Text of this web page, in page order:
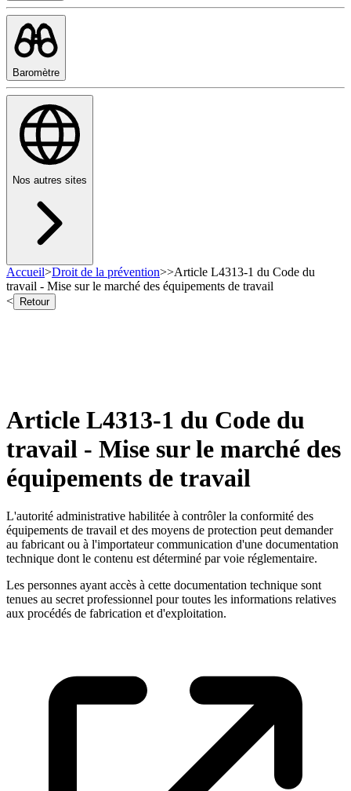
Baromètre
Nos autres sites
Accueil>Droit de la prévention>>Article L4313-1 du Code du
travail - Mise sur le marché des équipements de travail
<
Retour
Article L4313-1 du Code du
travail - Mise sur le marché des
équipements de travail
L'autorité administrative habilitée à contrôler la conformité des
équipements de travail et des moyens de protection peut demander
au fabricant ou à l'importateur communication d'une documentation
technique dont le contenu est déterminé par voie réglementaire.
Les personnes ayant accès à cette documentation technique sont
tenues au secret professionnel pour toutes les informations relatives
aux procédés de fabrication et d'exploitation.